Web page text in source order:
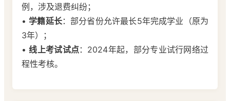
例，涉及退费纠纷；
• 学籍延长：部分省份允许最长5年完成学业（原为
3年）；
•线上考试试点：2024年起，部分专业试行网络过
程性考核。